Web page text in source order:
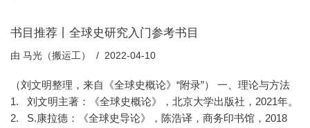
书目推荐丨全球史研究入门参考书目
由 马光（搬运工） 2022-04-10
（刘文明整理，来自《全球史概论》“附录”） 一、理论与方法
1. 刘文明主著：《全球史概论》，北京大学出版社，2021年。
2. S.康拉德：《全球史导论》，陈浩译，商务印书馆，2018